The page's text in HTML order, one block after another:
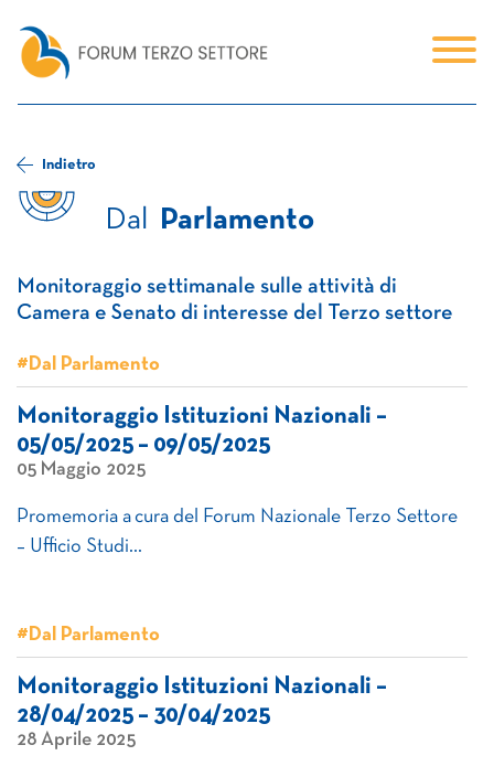
Indietro
Dal Parlamento
Monitoraggio settimanale sulle attività di
Camera e Senato di interesse del Terzo settore
#Dal Parlamento
Monitoraggio Istituzioni Nazionali –
05/05/2025 – 09/05/2025
05 Maggio 2025
Promemoria a cura del Forum Nazionale Terzo Settore
– Ufficio Studi…
#Dal Parlamento
Monitoraggio Istituzioni Nazionali –
28/04/2025 – 30/04/2025
28 Aprile 2025